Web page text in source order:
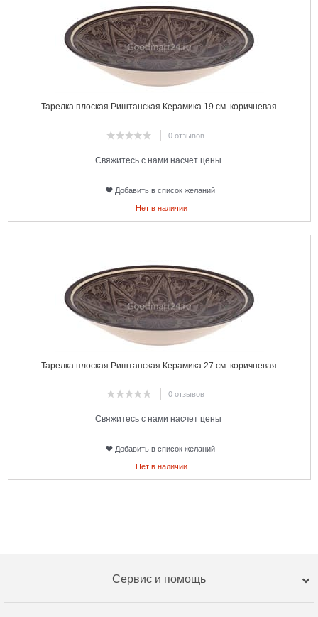
Тарелка плоская Риштанская Керамика 19 см. коричневая
0 отзывов
Свяжитесь с нами насчет цены
Добавить в список желаний
Нет в наличии
Тарелка плоская Риштанская Керамика 27 см. коричневая
0 отзывов
Свяжитесь с нами насчет цены
Добавить в список желаний
Нет в наличии
Сервис и помощь